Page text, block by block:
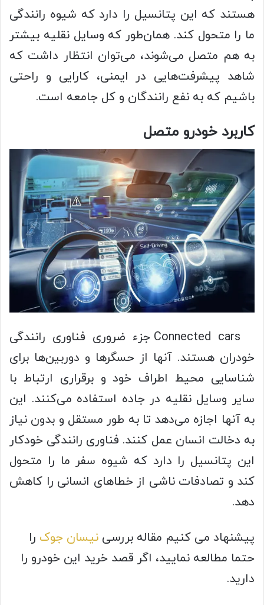
هستند که این پتانسیل را دارد که شیوه رانندگی
ما را متحول کند. همان‌طور که وسایل نقلیه بیشتر
به هم متصل می‌شوند، می‌توان انتظار داشت که
شاهد پیشرفت‌هایی در ایمنی، کارایی و راحتی
باشیم که به نفع رانندگان و کل جامعه است.
کاربرد خودرو متصل
Connected cars جزء ضروری فناوری رانندگی
خودران هستند. آنها از حسگرها و دوربین‌ها برای
شناسایی محیط اطراف خود و برقراری ارتباط با
سایر وسایل نقلیه در جاده استفاده می‌کنند. این
به آنها اجازه می‌دهد تا به طور مستقل و بدون نیاز
به دخالت انسان عمل کنند. فناوری رانندگی خودکار
این پتانسیل را دارد که شیوه سفر ما را متحول
کند و تصادفات ناشی از خطاهای انسانی را کاهش
دهد.
پیشنهاد می کنیم مقاله بررسی نیسان جوک را
حتما مطالعه نمایید، اگر قصد خرید این خودرو را
دارید.